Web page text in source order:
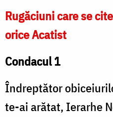
Rugăciuni care se
orice Acatist
Condacul 1
Îndreptător
te-ai arătat, Ierarhe